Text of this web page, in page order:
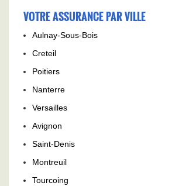
VOTRE ASSURANCE PAR VILLE
Aulnay-Sous-Bois
Creteil
Poitiers
Nanterre
Versailles
Avignon
Saint-Denis
Montreuil
Tourcoing